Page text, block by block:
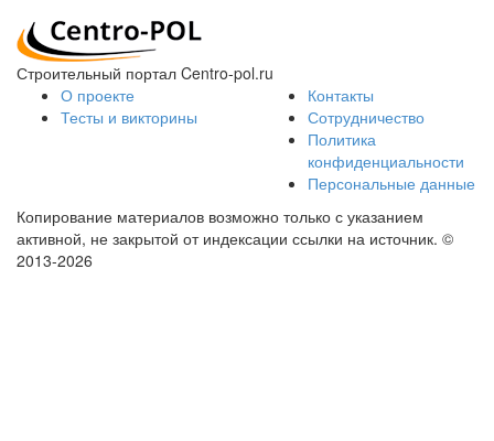
Строительный портал Centro-pol.ru
О проекте
Тесты и викторины
Контакты
Сотрудничество
Политика
конфиденциальности
Персональные данные
Копирование материалов возможно только с указанием
активной, не закрытой от индексации ссылки на источник. ©
2013-2026